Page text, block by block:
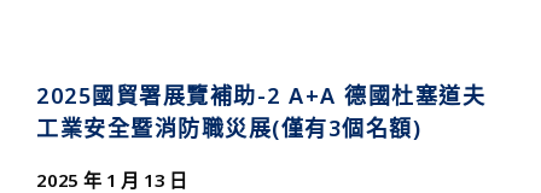
2025國貿署展覽補助-2 A+A 德國杜塞道夫
工業安全暨消防職災展(僅有3個名額)
2025 年 1 月 13 日